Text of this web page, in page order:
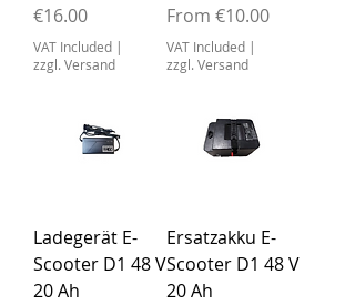
Price
€16.00
VAT Included |
zzgl. Versand
From €10.00
Sale Price
VAT Included |
zzgl. Versand
Ladegerät E-
Scooter D1 48 V
20 Ah
Ersatzakku E-
Scooter D1 48 V
20 Ah